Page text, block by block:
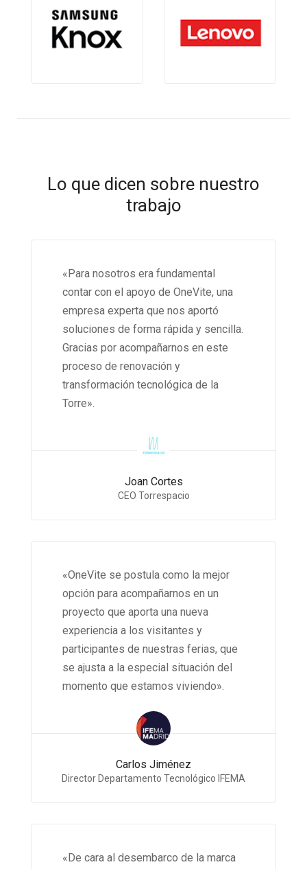
Lo que dicen sobre nuestro
trabajo
«Para nosotros era fundamental
contar con el apoyo de OneVite, una
empresa experta que nos aportó
soluciones de forma rápida y sencilla.
Gracias por acompañarnos en este
proceso de renovación y
transformación tecnológica de la
Torre».
Joan Cortes
CEO Torrespacio
«OneVite se postula como la mejor
opción para acompañarnos en un
proyecto que aporta una nueva
experiencia a los visitantes y
participantes de nuestras ferias, que
se ajusta a la especial situación del
momento que estamos viviendo».
Carlos Jiménez
Director Departamento Tecnológico IFEMA
«De cara al desembarco de la marca